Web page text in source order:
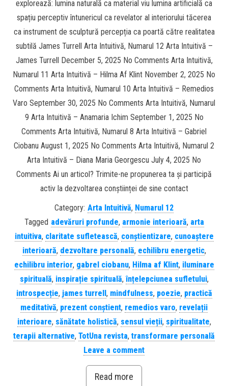
explorează: lumina naturală ca material viu lumina artificială ca
spațiu perceptiv întunericul ca revelator al interiorului tăcerea
ca instrument de sculptură percepția ca poartă către realitatea
subtilă James Turrell Arta Intuitivă, Numarul 12 Arta Intuitivă –
James Turrell December 5, 2025 No Comments Arta Intuitivă,
Numarul 11 Arta Intuitivă – Hilma Af Klint November 2, 2025 No
Comments Arta Intuitivă, Numarul 10 Arta Intuitivă – Remedios
Varo September 30, 2025 No Comments Arta Intuitivă, Numarul
9 Arta Intuitivă – Anamaria Ichim September 1, 2025 No
Comments Arta Intuitivă, Numarul 8 Arta Intuitivă – Gabriel
Ciobanu August 1, 2025 No Comments Arta Intuitivă, Numarul 2
Arta Intuitivă – Diana Maria Georgescu July 4, 2025 No
Comments Ai un articol? Trimite-ne propunerea ta și participă
activ la dezvoltarea conștiinței de sine contact
Category: Arta Intuitivă, Numarul 12
Tagged adevăruri profunde, armonie interioară, arta
intuitiva, claritate sufletească, conștientizare, cunoaștere
interioară, dezvoltare personală, echilibru energetic,
echilibru interior, gabrel ciobanu, Hilma af Klint, iluminare
spirituală, inspirație spirituală,înțelepciunea sufletului,
introspecție, james turrell, mindfulness, poezie, practică
meditativă, prezent conștient, remedios varo, revelații
interioare, sănătate holistică, sensul vieții, spiritualitate,
terapii alternative, TotUna revista, transformare personală
Leave a comment
Read more